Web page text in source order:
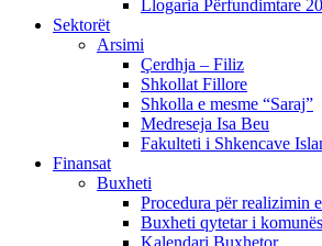
Llogaria Përfundimtare
Sektorët
Arsimi
Çerdhja – Filiz
Shkollat Fillore
Shkolla e mesme “Saraj”
Medreseja Isa Beu
Fakulteti i Shkencave
Finansat
Buxheti
Procedura për realizimin
Buxheti qytetar i
Kalendari Buxhetor